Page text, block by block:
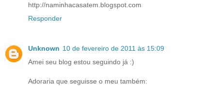
http://naminhacasatem.blogspot.com
Responder
Unknown 10 de fevereiro de 2011 às 15:09
Amei seu blog estou seguindo já :)
Adoraria que seguisse o meu também: